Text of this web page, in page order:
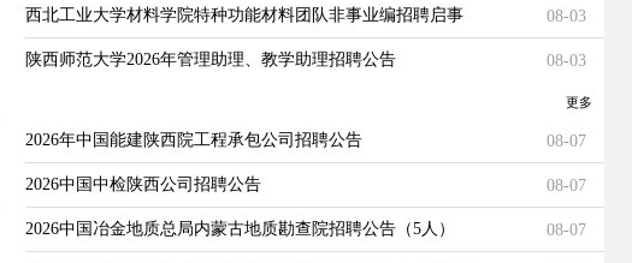
西北工业大学材料学院特种功能材料团队非事业编招聘启事 08-03
陕西师范大学2026年管理助理、教学助理招聘公告 08-03
更多
2026年中国能建陕西院工程承包公司招聘公告 08-07
2026中国中检陕西公司招聘公告 08-07
2026中国冶金地质总局内蒙古地质勘查院招聘公告（5人） 08-07